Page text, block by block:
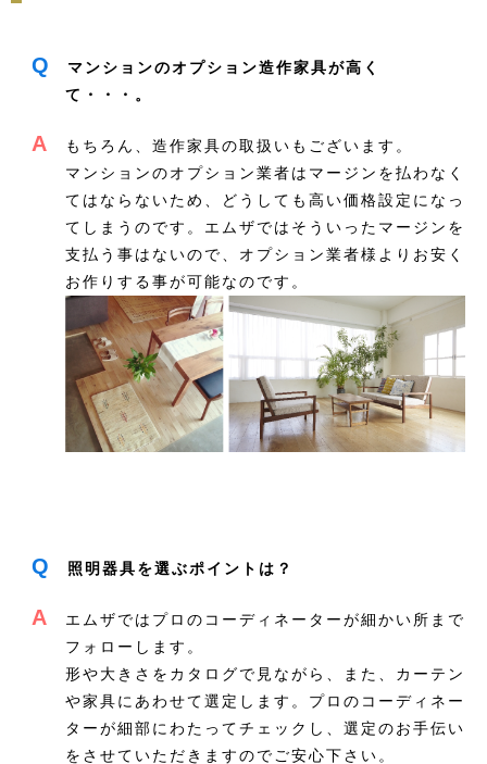
Q
マンションのオプション造作家具が高く
て・・・。
A
もちろん、造作家具の取扱いもございます。
マンションのオプション業者はマージンを払わなく
てはならないため、どうしても高い価格設定になっ
てしまうのです。エムザではそういったマージンを
支払う事はないので、オプション業者様よりお安く
お作りする事が可能なのです。
Q 照明器具を選ぶポイントは？
A
エムザではプロのコーディネーターが細かい所まで
フォローします。
形や大きさをカタログで見ながら、また、カーテン
や家具にあわせて選定します。プロのコーディネー
ターが細部にわたってチェックし、選定のお手伝い
をさせていただきますのでご安心下さい。